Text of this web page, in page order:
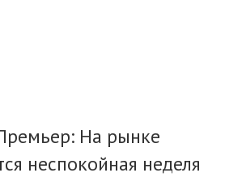
На рынке
неспокойная неделя